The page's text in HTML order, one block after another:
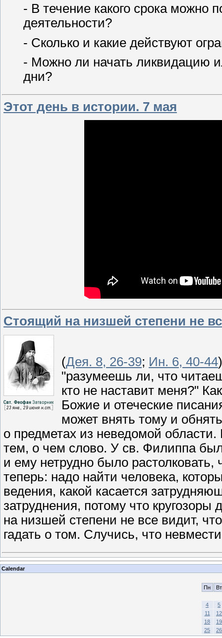
- В течение какого срока можно
деятельности?
- Сколько и какие действуют
- Можно ли начать ликвидацию
дни?
Этот день в истории. 7 мая
Стоящий на низшей степени не
(Дея. 8, 26-39; Ин. 6, 40-44
"разумеешь ли, что
кто не наставит меня?"
Божие и отеческие
может внять тому и
о предметах из неведомой
тем, о чем слово. У св. Филиппа
и ему нетрудно было растолковать,
теперь: надо найти человека,
ведения, какой касается
затруднения, потому что
на низшей степени не все видит,
гадать о том. Случись, что
Calendar
Пн Вт
4
5
11
12
18
19
25
26